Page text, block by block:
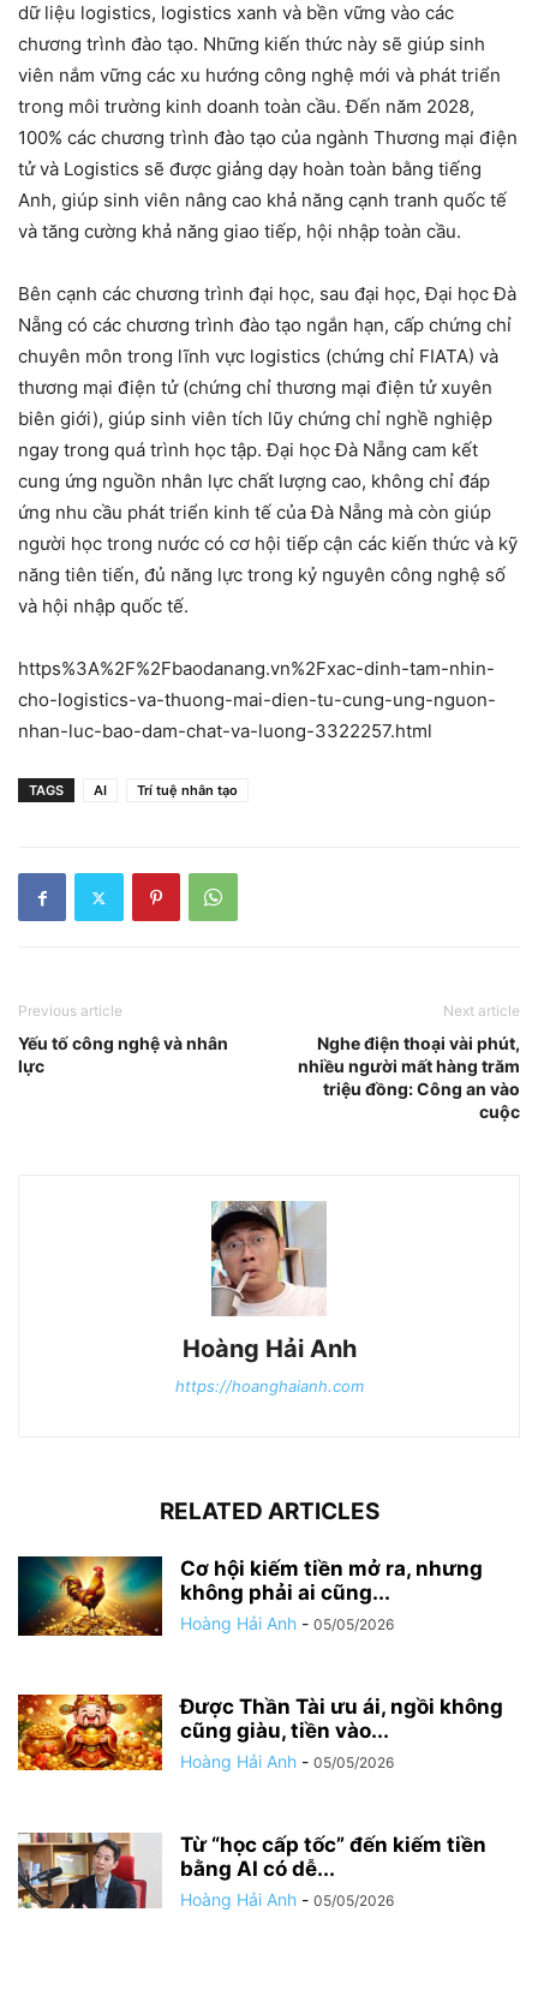
dữ liệu logistics, logistics xanh và bền vững vào các
chương trình đào tạo. Những kiến thức này sẽ giúp sinh
viên nắm vững các xu hướng công nghệ mới và phát triển
trong môi trường kinh doanh toàn cầu. Đến năm 2028,
100% các chương trình đào tạo của ngành Thương mại điện
tử và Logistics sẽ được giảng dạy hoàn toàn bằng tiếng
Anh, giúp sinh viên nâng cao khả năng cạnh tranh quốc tế
và tăng cường khả năng giao tiếp, hội nhập toàn cầu.
Bên cạnh các chương trình đại học, sau đại học, Đại học Đà
Nẵng có các chương trình đào tạo ngắn hạn, cấp chứng chỉ
chuyên môn trong lĩnh vực logistics (chứng chỉ FIATA) và
thương mại điện tử (chứng chỉ thương mại điện tử xuyên
biên giới), giúp sinh viên tích lũy chứng chỉ nghề nghiệp
ngay trong quá trình học tập. Đại học Đà Nẵng cam kết
cung ứng nguồn nhân lực chất lượng cao, không chỉ đáp
ứng nhu cầu phát triển kinh tế của Đà Nẵng mà còn giúp
người học trong nước có cơ hội tiếp cận các kiến thức và kỹ
năng tiên tiến, đủ năng lực trong kỷ nguyên công nghệ số
và hội nhập quốc tế.
https%3A%2F%2Fbaodanang.vn%2Fxac-dinh-tam-nhin-
cho-logistics-va-thuong-mai-dien-tu-cung-ung-nguon-
nhan-luc-bao-dam-chat-va-luong-3322257.html
TAGS AI Trí tuệ nhân tạo
Previous article
Yếu tố công nghệ và nhân
lực
Next article
Nghe điện thoại vài phút,
nhiều người mất hàng trăm
triệu đồng: Công an vào
cuộc
Hoàng Hải Anh
https://hoanghaianh.com
RELATED ARTICLES
Cơ hội kiếm tiền mở ra, nhưng
không phải ai cũng...
Hoàng Hải Anh - 05/05/2026
Được Thần Tài ưu ái, ngồi không
cũng giàu, tiền vào...
Hoàng Hải Anh - 05/05/2026
Từ “học cấp tốc” đến kiếm tiền
bằng AI có dễ...
Hoàng Hải Anh - 05/05/2026